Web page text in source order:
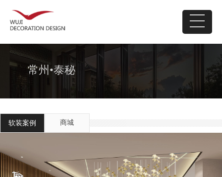
常州•泰秘
软装案例 商城